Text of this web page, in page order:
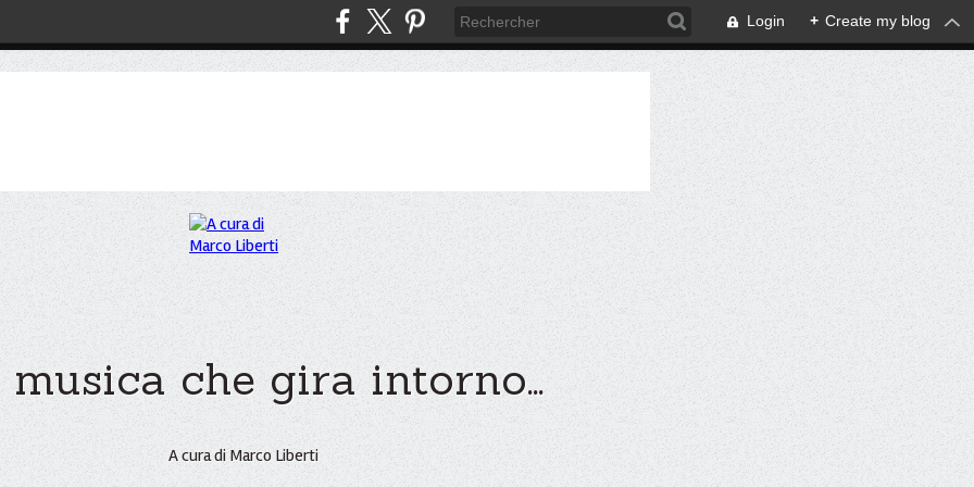
Login + Create my blog
che gira intorno...
A cura di Marco Liberti